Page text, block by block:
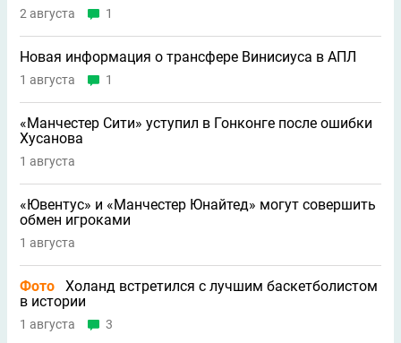
2 августа 1
Новая информация о трансфере Винисиуса в АПЛ
1 августа 1
«Манчестер Сити» уступил в Гонконге после ошибки
Хусанова
1 августа
«Ювентус» и «Манчестер Юнайтед» могут совершить
обмен игроками
1 августа
Фото
Холанд встретился с лучшим баскетболистом
в истории
1 августа 3